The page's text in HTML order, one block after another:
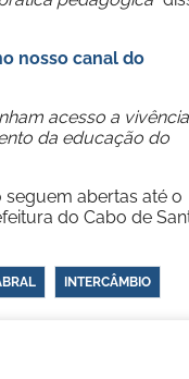
nosso canal do
acesso a
da educação do
abertas até o
do Cabo de
INTERCÂMBIO